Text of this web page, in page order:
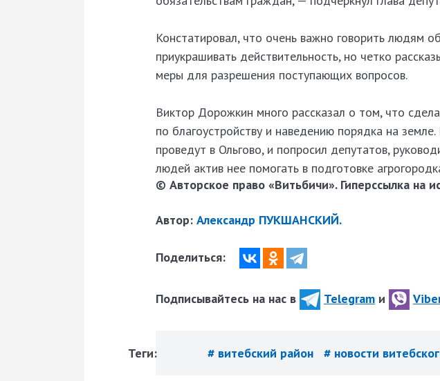
Констатировал, что очень важно говорить людям
приукрашивать действительность, но четко
меры для разрешения поступающих вопросов.
Виктор Дорожкин много рассказал о том, что
по благоустройству и наведению порядка на
проведут в Ольгово, и попросил депутатов,
людей актив нее помогать в подготовке
© Авторское право «Витьбичи». Гиперссылка на
Автор: Александр ПУКШАНСКИЙ.
Поделиться:
Подписывайтесь на нас в Telegram и
Теги: # витебский район # новости